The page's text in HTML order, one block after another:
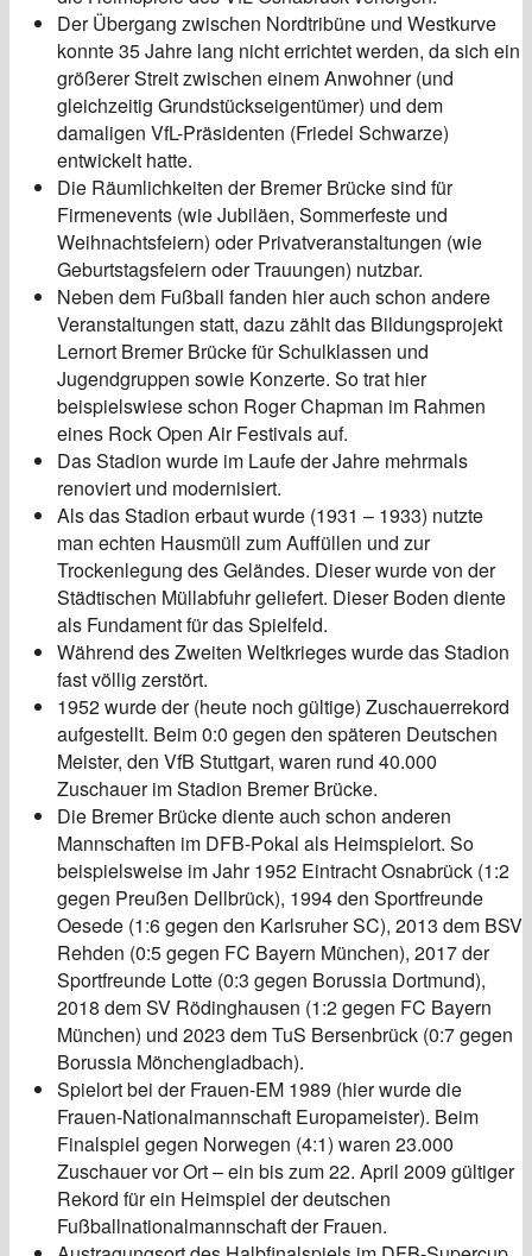
Der Übergang zwischen Nordtribüne und Westkurve
konnte 35 Jahre lang nicht errichtet werden, da sich ein
größerer Streit zwischen einem Anwohner (und
gleichzeitig Grundstückseigentümer) und dem
damaligen VfL-Präsidenten (Friedel Schwarze)
entwickelt hatte.
Die Räumlichkeiten der Bremer Brücke sind für
Firmenevents (wie Jubiläen, Sommerfeste und
Weihnachtsfeiern) oder Privatveranstaltungen (wie
Geburtstagsfeiern oder Trauungen) nutzbar.
Neben dem Fußball fanden hier auch schon andere
Veranstaltungen statt, dazu zählt das Bildungsprojekt
Lernort Bremer Brücke für Schulklassen und
Jugendgruppen sowie Konzerte. So trat hier
beispielswiese schon Roger Chapman im Rahmen
eines Rock Open Air Festivals auf.
Das Stadion wurde im Laufe der Jahre mehrmals
renoviert und modernisiert.
Als das Stadion erbaut wurde (1931 – 1933) nutzte
man echten Hausmüll zum Auffüllen und zur
Trockenlegung des Geländes. Dieser wurde von der
Städtischen Müllabfuhr geliefert. Dieser Boden diente
als Fundament für das Spielfeld.
Während des Zweiten Weltkrieges wurde das Stadion
fast völlig zerstört.
1952 wurde der (heute noch gültige) Zuschauerrekord
aufgestellt. Beim 0:0 gegen den späteren Deutschen
Meister, den VfB Stuttgart, waren rund 40.000
Zuschauer im Stadion Bremer Brücke.
Die Bremer Brücke diente auch schon anderen
Mannschaften im DFB-Pokal als Heimspielort. So
beispielsweise im Jahr 1952 Eintracht Osnabrück (1:2
gegen Preußen Dellbrück), 1994 den Sportfreunde
Oesede (1:6 gegen den Karlsruher SC), 2013 dem BSV
Rehden (0:5 gegen FC Bayern München), 2017 der
Sportfreunde Lotte (0:3 gegen Borussia Dortmund),
2018 dem SV Rödinghausen (1:2 gegen FC Bayern
München) und 2023 dem TuS Bersenbrück (0:7 gegen
Borussia Mönchengladbach).
Spielort bei der Frauen-EM 1989 (hier wurde die
Frauen-Nationalmannschaft Europameister). Beim
Finalspiel gegen Norwegen (4:1) waren 23.000
Zuschauer vor Ort – ein bis zum 22. April 2009 gültiger
Rekord für ein Heimspiel der deutschen
Fußballnationalmannschaft der Frauen.